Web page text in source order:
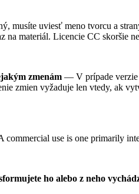
musíte uviesť meno tvorcu a
na materiál. Licencie CC skoršie
zmenám — V prípade verzie
zmien vyžaduje len vtedy, ak
use is one primarily
ho alebo z neho